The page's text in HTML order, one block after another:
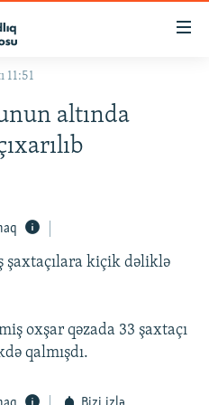
11:51
altında
şaxtaçılara kiçik dəliklə
oxşar qəzada 33 şaxtaçı
qalmışdı.